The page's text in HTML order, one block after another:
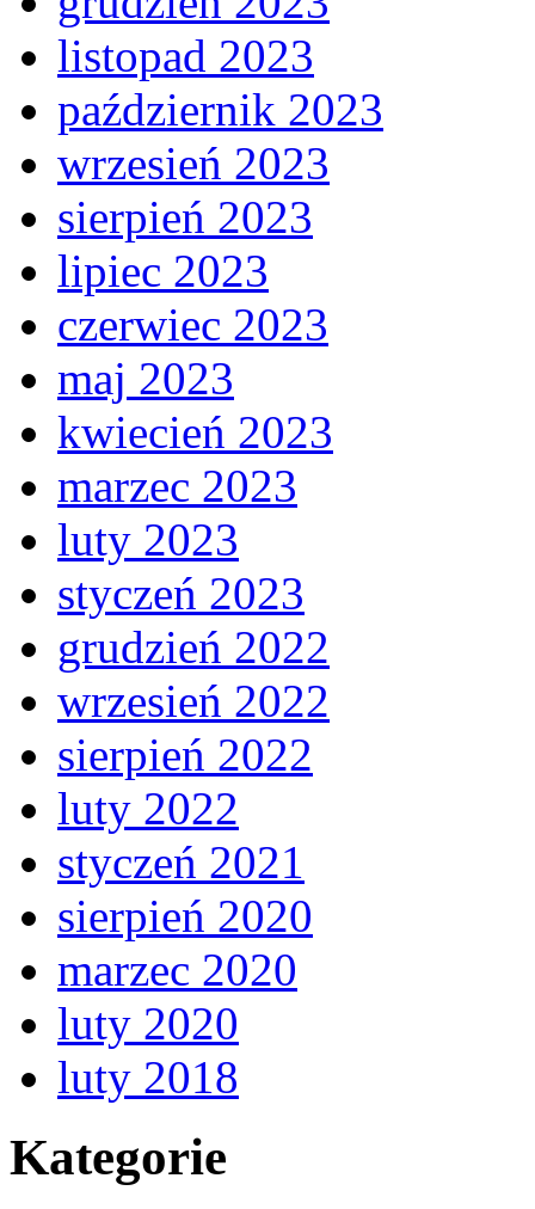
listopad 2023
październik 2023
wrzesień 2023
sierpień 2023
lipiec 2023
czerwiec 2023
maj 2023
kwiecień 2023
marzec 2023
luty 2023
styczeń 2023
grudzień 2022
wrzesień 2022
sierpień 2022
luty 2022
styczeń 2021
sierpień 2020
marzec 2020
luty 2020
luty 2018
Kategorie